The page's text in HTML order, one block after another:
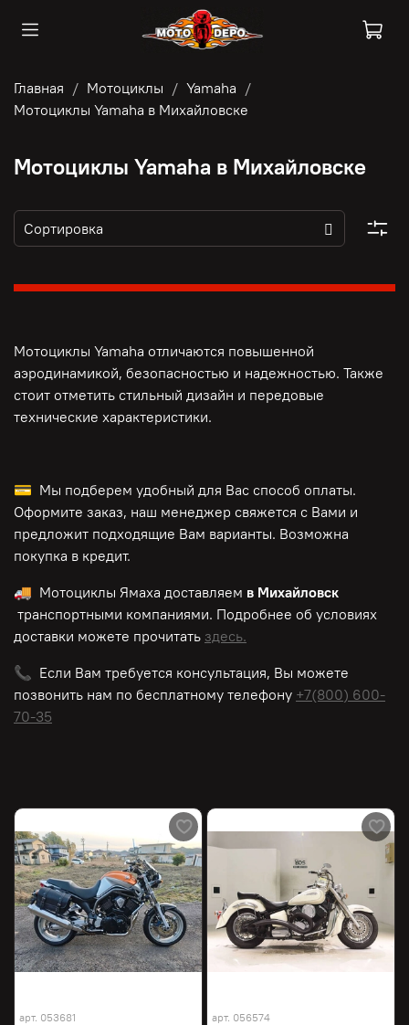
Главная Мотоциклы
Yamaha
Мотоциклы Yamaha в Михайловске
Мотоциклы Yamaha в Михайловске
Мотоциклы Yamaha отличаются повышенной
аэродинамикой, безопасностью и надежностью. Также
стоит отметить стильный дизайн и передовые
технические характеристики.
💳 Мы подберем удобный для Вас способ оплаты.
Оформите заказ, наш менеджер свяжется с Вами и
предложит подходящие Вам варианты. Возможна
покупка в кредит.
🚚 Мотоциклы Ямаха доставляем в Михайловск
транспортными компаниями. Подробнее об условиях
доставки можете прочитать здесь.
📞 Если Вам требуется консультация, Вы можете
позвонить нам по бесплатному телефону +7(800) 600-
70-35
арт. 053681 арт. 056574